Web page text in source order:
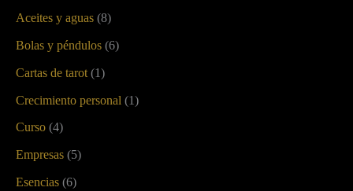
Aceites y aguas (8)
Bolas y péndulos (6)
Cartas de tarot (1)
Crecimiento personal (1)
Curso (4)
Empresas (5)
Esencias (6)